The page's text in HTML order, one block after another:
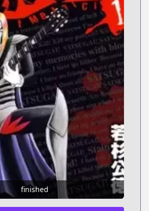
finished